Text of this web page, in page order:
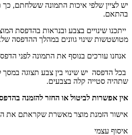
יש לציין שלפי איכות התמונה ששלחתם,
בהתאם.
ייתכנו שינויים בצבע ובנראות בהדפסת
מטושטשות שינוי גוונים במהלך ההדפסה
אנחנו עורכים בנוסף את התמונה לפני
בכל הדפסה יש שינוי בין צבע תצוגה במסך
שתהיה סטייה קלה בצבעים.
אין אפשרות לביטול או החזר להזמנה
אישור הזמנת מוצר מאשרת שקראתם את
איסוף עצמי